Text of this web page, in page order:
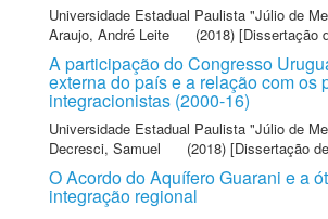
Universidade Estadual Paulista "Júlio de
Araujo, André Leite
(2018) [Dissertação
A participação do Congresso
externa do país e a relação com os
integracionistas (2000-16)
Universidade Estadual Paulista "Júlio de
Decresci, Samuel
(2018) [Dissertação
O Acordo do Aquífero Guarani e a
integração regional